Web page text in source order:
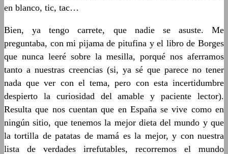
en blanco, tic, tac…
Bien, ya tengo carrete, que nadie se asuste. Me
preguntaba, con mi pijama de pitufina y el libro de Borges
que nunca leeré sobre la mesilla, porqué nos aferramos
tanto a nuestras creencias (si, ya sé que parece no tener
nada que ver con el tema, pero con esta incertidumbre
despierto la curiosidad del amable y paciente lector).
Resulta que nos cuentan que en España se vive como en
ningún sitio, que tenemos la mejor dieta del mundo y que
la tortilla de patatas de mamá es la mejor, y con nuestra
lista de verdades irrefutables, recorremos el mundo